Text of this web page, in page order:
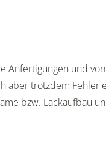
Anfertigungen und
aber trotzdem
bzw. Lackaufbau